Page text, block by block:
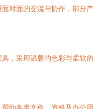
对面的交流与协作，部分
，采用温馨的色彩与柔软
助各类文件、资料及办公